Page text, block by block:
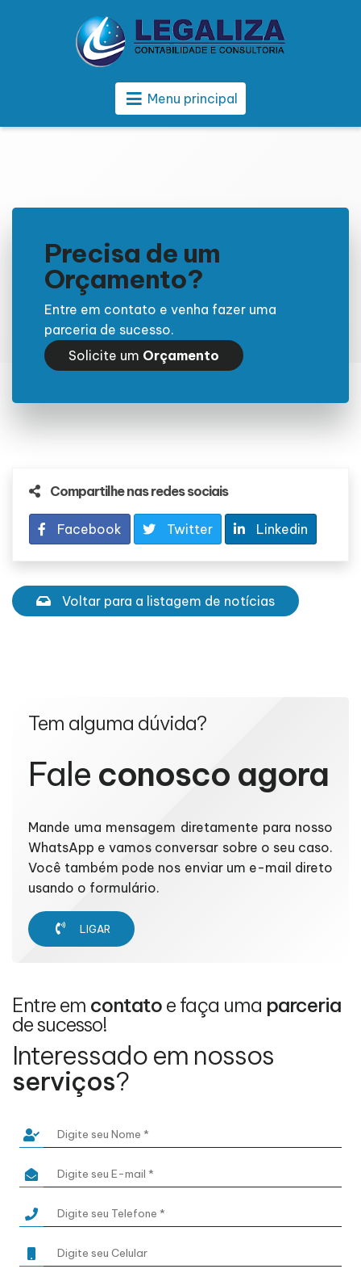
Menu principal
Precisa de um
Orçamento?
Entre em contato e venha fazer uma
parceria de sucesso.
Solicite um Orçamento
Compartilhe nas redes sociais
Facebook Twitter Linkedin
Voltar para a listagem de notícias
Tem alguma dúvida?
Fale conosco agora
Mande uma mensagem diretamente para nosso
WhatsApp e vamos conversar sobre o seu caso.
Você também pode nos enviar um e-mail direto
usando o formulário.
LIGAR
Entre em contato e faça uma parceria
de sucesso!
Interessado em nossos
serviços?